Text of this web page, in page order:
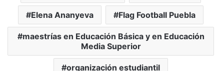
Elena Ananyeva Flag Football Puebla
maestrías en Educación Básica y en Educación
Media Superior
organización estudiantil